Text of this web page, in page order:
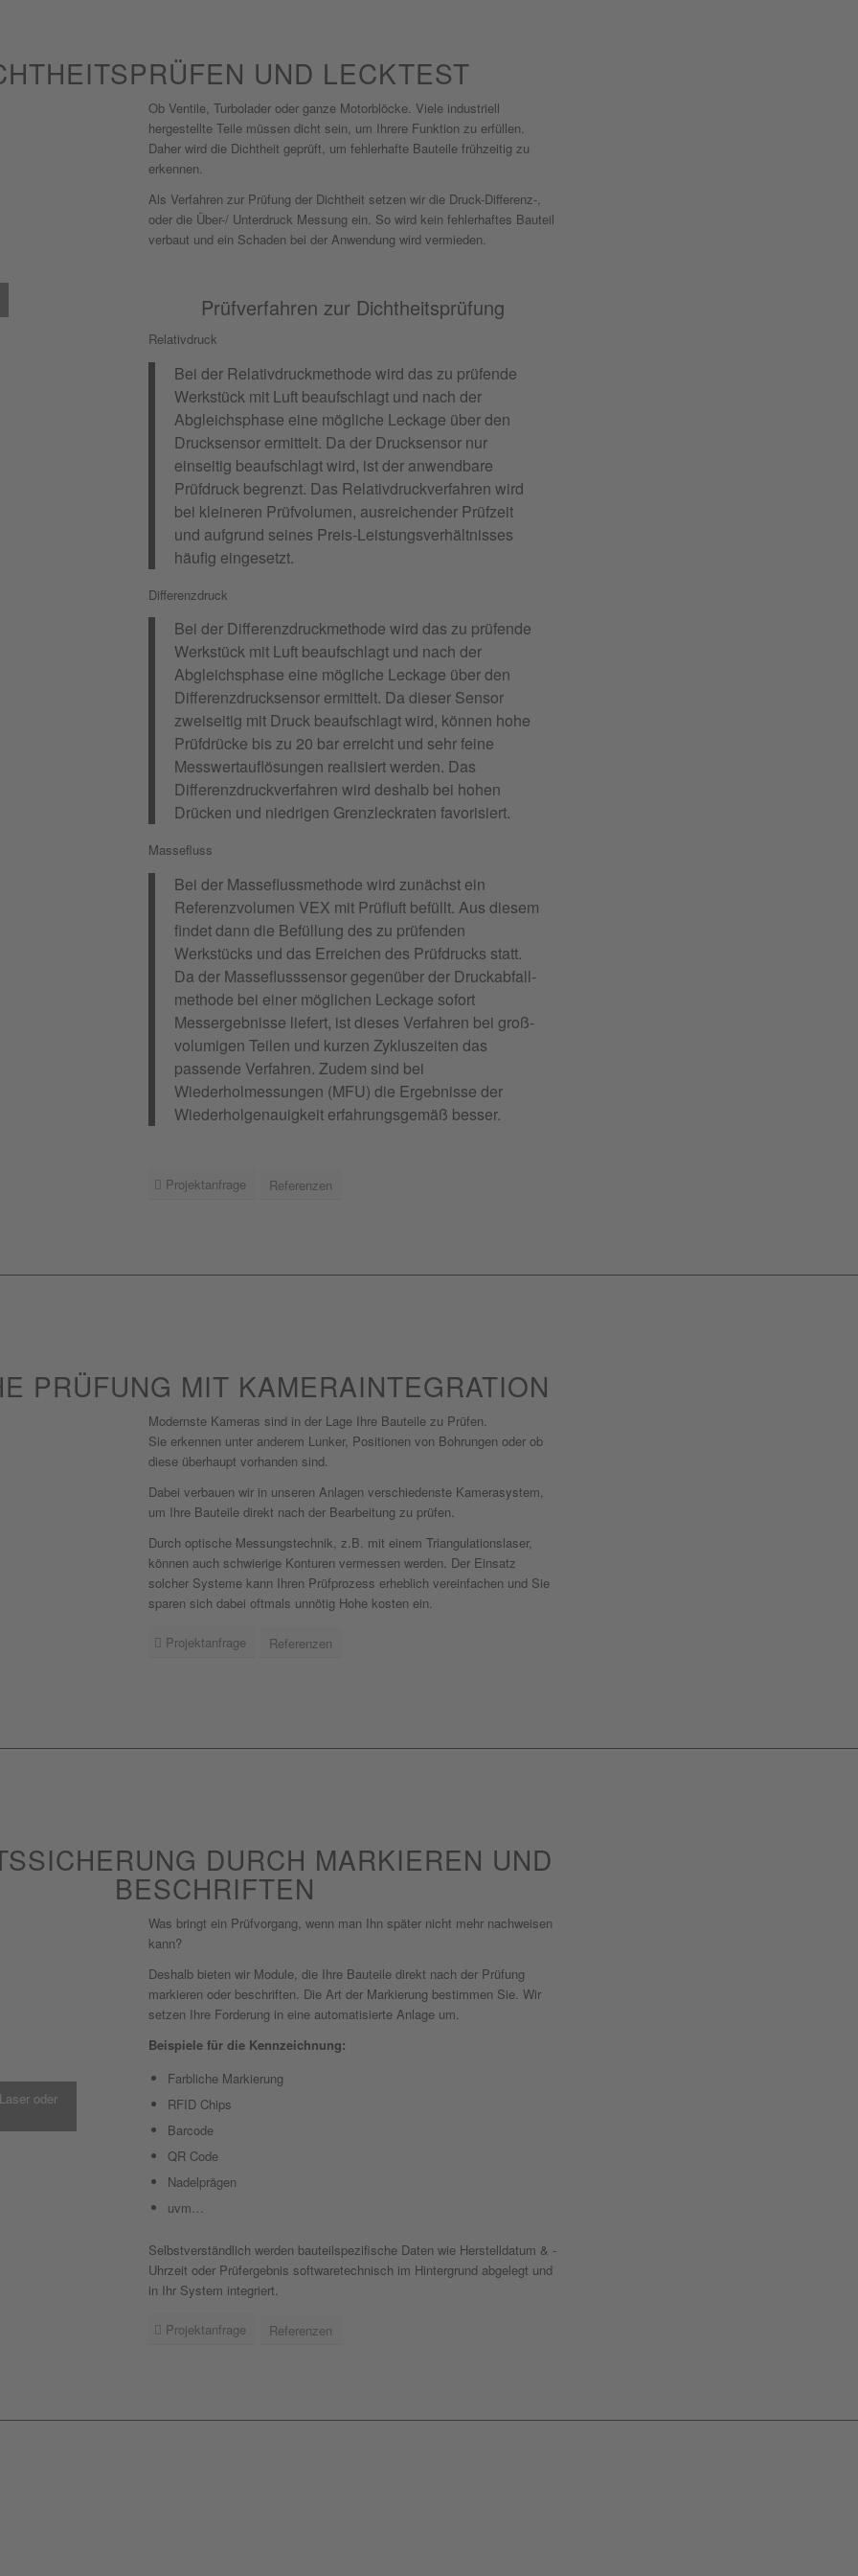
UND LECKTEST
Ob Ventile, Turbolader oder ganze Motorblöcke. Viele industriell
hergestellte Teile müssen dicht sein, um Ihrere Funktion zu erfüllen.
Daher wird die Dichtheit geprüft, um fehlerhafte Bauteile frühzeitig zu
erkennen.
Als Verfahren zur Prüfung der Dichtheit setzen wir die Druck-Differenz-,
oder die Über-/ Unterdruck Messung ein. So wird kein fehlerhaftes Bauteil
verbaut und ein Schaden bei der Anwendung wird vermieden.
Prüfverfahren zur Dichtheitsprüfung
Relativdruck
Bei der Relativdruckmethode wird das zu prüfende
Werkstück mit Luft beaufschlagt und nach der
Abgleichsphase eine mögliche Leckage über den
Drucksensor ermittelt. Da der Drucksensor nur
einseitig beaufschlagt wird, ist der anwendbare
Prüfdruck begrenzt. Das Relativdruckverfahren wird
bei kleineren Prüfvolumen, ausreichender Prüfzeit
und aufgrund seines Preis-Leistungsverhältnisses
häufig eingesetzt.
Differenzdruck
Bei der Differenzdruckmethode wird das zu prüfende
Werkstück mit Luft beaufschlagt und nach der
Abgleichsphase eine mögliche Leckage über den
Differenzdrucksensor ermittelt. Da dieser Sensor
zweiseitig mit Druck beaufschlagt wird, können hohe
Prüfdrücke bis zu 20 bar erreicht und sehr feine
Messwertauflösungen realisiert werden. Das
Differenzdruckverfahren wird deshalb bei hohen
Drücken und niedrigen Grenzleckraten ­favorisiert.
Massefluss
Bei der Masseflussmethode wird zunächst ein
Referenzvolumen VEX mit Prüfluft befüllt. Aus diesem
findet dann die Befüllung des zu prüfenden
Werkstücks und das Erreichen des Prüfdrucks statt.
Da der Masseflusssensor gegenüber der Druckabfall-
methode bei einer möglichen Leckage sofort
Messergebnisse liefert, ist dieses Verfahren bei groß-
volumigen Teilen und kurzen Zykluszeiten das
passende Verfahren. Zudem sind bei
Wiederholmessungen (MFU) die Ergebnisse der
Wiederholgenauigkeit erfahrungsgemäß besser.
Projektanfrage Referenzen
PRÜFUNG MIT KAMERAINTEGRATION
Modernste Kameras sind in der Lage Ihre Bauteile zu Prüfen.
Sie erkennen unter anderem Lunker, Positionen von Bohrungen oder ob
diese überhaupt vorhanden sind.
Dabei verbauen wir in unseren Anlagen verschiedenste Kamerasystem,
um Ihre Bauteile direkt nach der Bearbeitung zu prüfen.
Durch optische Messungstechnik, z.B. mit einem Triangulationslaser,
können auch schwierige Konturen vermessen werden. Der Einsatz
solcher Systeme kann Ihren Prüfprozess erheblich vereinfachen und Sie
sparen sich dabei oftmals unnötig Hohe kosten ein.
Projektanfrage Referenzen
DURCH MARKIEREN UND
BESCHRIFTEN
oder
Was bringt ein Prüfvorgang, wenn man Ihn später nicht mehr nachweisen
kann?
Deshalb bieten wir Module, die Ihre Bauteile direkt nach der Prüfung
markieren oder beschriften. Die Art der Markierung bestimmen Sie. Wir
setzen Ihre Forderung in eine automatisierte Anlage um.
Beispiele für die Kennzeichnung:
Farbliche Markierung
RFID Chips
Barcode
QR Code
Nadelprägen
uvm…
Selbstverständlich werden bauteilspezifische Daten wie Herstelldatum & -
Uhrzeit oder Prüfergebnis softwaretechnisch im Hintergrund abgelegt und
in Ihr System integriert.
Projektanfrage Referenzen